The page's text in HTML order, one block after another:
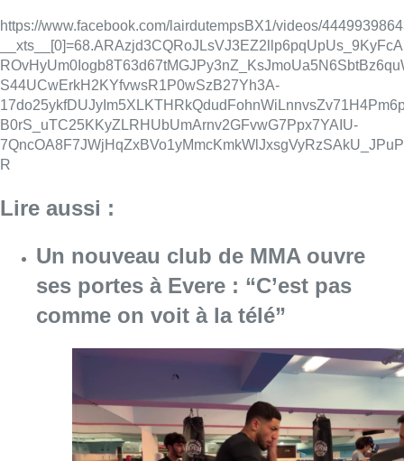
https://www.facebook.com/lairdutempsBX1/videos/
S44UCwErkH2KYfvwsR1P0wSzB27Yh3A-
B0rS_uTC25KKyZLRHUbUmArnv2GFvwG7Ppx7YAIU-
R
Lire aussi :
Un nouveau club de MMA ouvre
ses portes à Evere : “C’est pas
comme on voit à la télé”